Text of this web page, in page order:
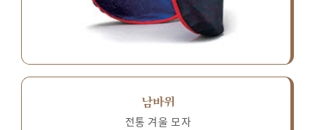
남바위
전통 겨울 모자